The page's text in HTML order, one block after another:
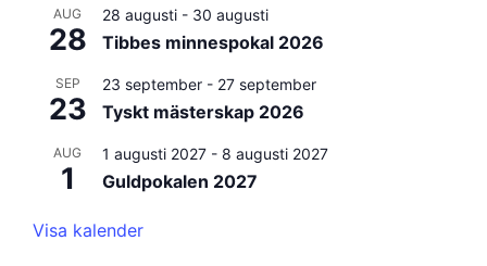
AUG
28
28 augusti - 30 augusti
Tibbes minnespokal 2026
SEP
23
23 september - 27 september
Tyskt mästerskap 2026
AUG
1
1 augusti 2027 - 8 augusti 2027
Guldpokalen 2027
Visa kalender